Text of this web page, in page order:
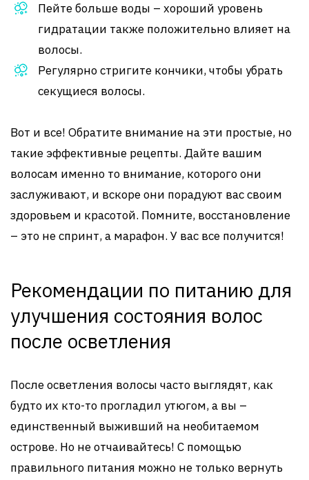
Пейте больше воды – хороший уровень
гидратации также положительно влияет на
волосы.
Регулярно стригите кончики, чтобы убрать
секущиеся волосы.
Вот и все! Обратите внимание на эти простые, но
такие эффективные рецепты. Дайте вашим
волосам именно то внимание, которого они
заслуживают, и вскоре они порадуют вас своим
здоровьем и красотой. Помните, восстановление
– это не спринт, а марафон. У вас все получится!
Рекомендации по питанию для
улучшения состояния волос
после осветления
После осветления волосы часто выглядят, как
будто их кто-то прогладил утюгом, а вы –
единственный выживший на необитаемом
острове. Но не отчаивайтесь! С помощью
правильного питания можно не только вернуть